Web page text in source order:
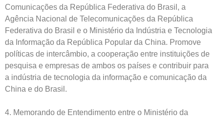
Comunicações da República Federativa do Brasil, a
Agência Nacional de Telecomunicações da República
Federativa do Brasil e o Ministério da Indústria e Tecnologia
da Informação da República Popular da China. Promove
políticas de intercâmbio, a cooperação entre instituições de
pesquisa e empresas de ambos os países e contribuir para
a indústria de tecnologia da informação e comunicação da
China e do Brasil.
4. Memorando de Entendimento entre o Ministério da